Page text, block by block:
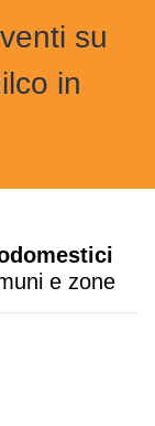
su
in
e zone